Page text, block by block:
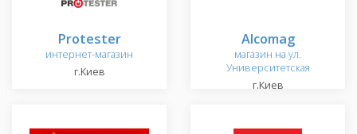
Protester
интернет-магазин
г.Киев
Alcomag
магазин на ул.
Университетская
г.Киев